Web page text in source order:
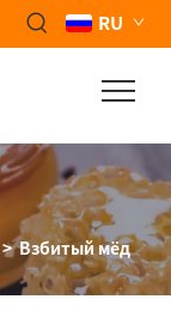
RU
>Взбитый мёд